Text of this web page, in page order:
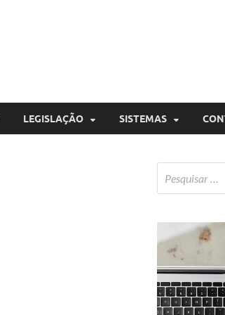
LEGISLAÇÃO SISTEMAS